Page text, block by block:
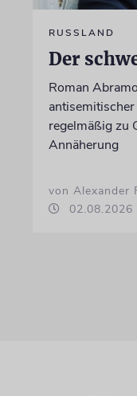
RUSSLAND
Der
Roman
regelmäßig zu
Annäherung
von Alexander
02.08.2026